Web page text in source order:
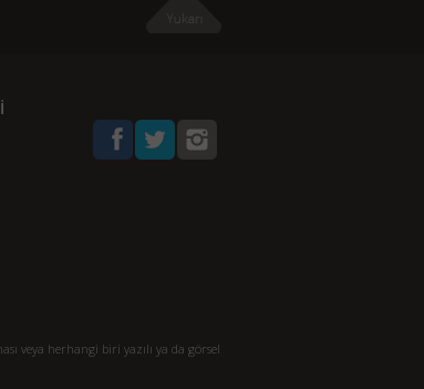
veya herhangi biri yazılı ya da görsel